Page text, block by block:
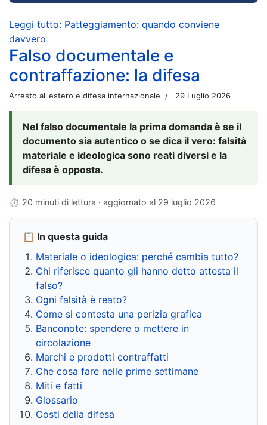
Leggi tutto: Patteggiamento: quando conviene
davvero
Falso documentale e
contraffazione: la difesa
Arresto all'estero e difesa internazionale 29 Luglio 2026
Nel falso documentale la prima domanda è se il
documento sia autentico o se dica il vero: falsità
materiale e ideologica sono reati diversi e la
difesa è opposta.
⏱ 20 minuti di lettura · aggiornato al 29 luglio 2026
📋 In questa guida
Materiale o ideologica: perché cambia tutto?
Chi riferisce quanto gli hanno detto attesta il
falso?
Ogni falsità è reato?
Come si contesta una perizia grafica
Banconote: spendere o mettere in
circolazione
Marchi e prodotti contraffatti
Che cosa fare nelle prime settimane
Miti e fatti
Glossario
Costi della difesa